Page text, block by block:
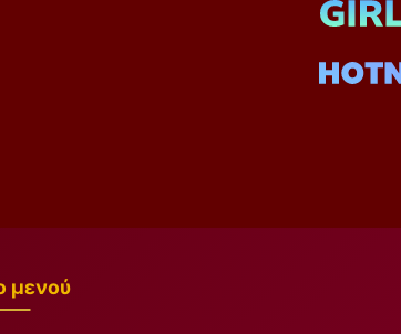
μενού